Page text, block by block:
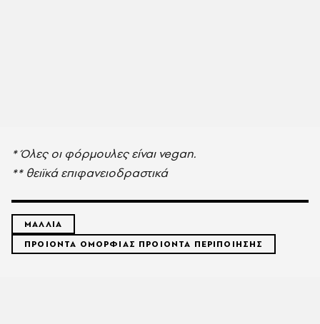
* Όλες οι φόρμουλες είναι vegan.
** θειϊκά επιφανειοδραστικά
ΜΑΛΛΙΑ
ΠΡΟΙΟΝΤΑ ΟΜΟΡΦΙΑΣ ΠΡΟΙΟΝΤΑ ΠΕΡΙΠΟΙΗΣΗΣ